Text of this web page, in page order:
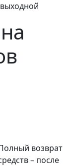
возврат
– после